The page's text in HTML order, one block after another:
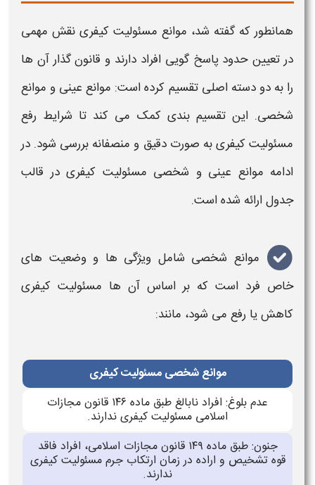
همانطور که گفته شد، موانع مسئولیت کیفری نقش مهمی
در تعیین حدود پاسخ گویی افراد دارند و قانون گذار آن ها
را به دو دسته اصلی تقسیم کرده است: موانع عینی و موانع
شخصی. این تقسیم بندی کمک می کند تا شرایط رفع
مسئولیت کیفری به صورت دقیق و منصفانه بررسی شود. در
ادامه موانع عینی و شخصی مسئولیت کیفری در قالب
جدول ارائه شده است.
موانع شخصی شامل ویژگی ها و وضعیت های
خاص فرد است که بر اساس آن ها مسئولیت کیفری
کاهش یا رفع می شود، مانند:
موانع شخصی مسئولیت کیفری
عدم بلوغ: افراد نابالغ طبق ماده ۱۴۶ قانون مجازات
اسلامی مسئولیت کیفری ندارند.
جنون: طبق ماده ۱۴۹ قانون مجازات اسلامی، افراد فاقد
قوه تشخیص و اراده در زمان ارتکاب جرم مسئولیت کیفری
ندارند.